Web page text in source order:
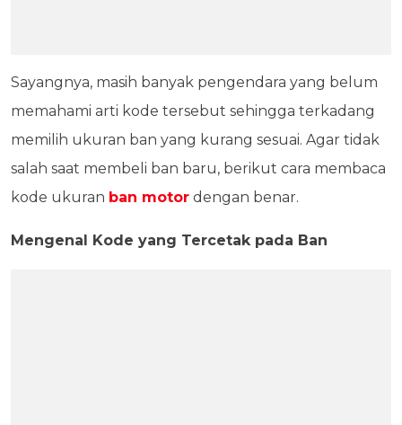
Sayangnya, masih banyak pengendara yang belum
memahami arti kode tersebut sehingga terkadang
memilih ukuran ban yang kurang sesuai. Agar tidak
salah saat membeli ban baru, berikut cara membaca
kode ukuran ban motor dengan benar.
Mengenal Kode yang Tercetak pada Ban